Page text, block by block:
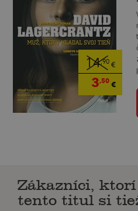
14,90 €
3,50 €
Zákazníci,
tento titul si